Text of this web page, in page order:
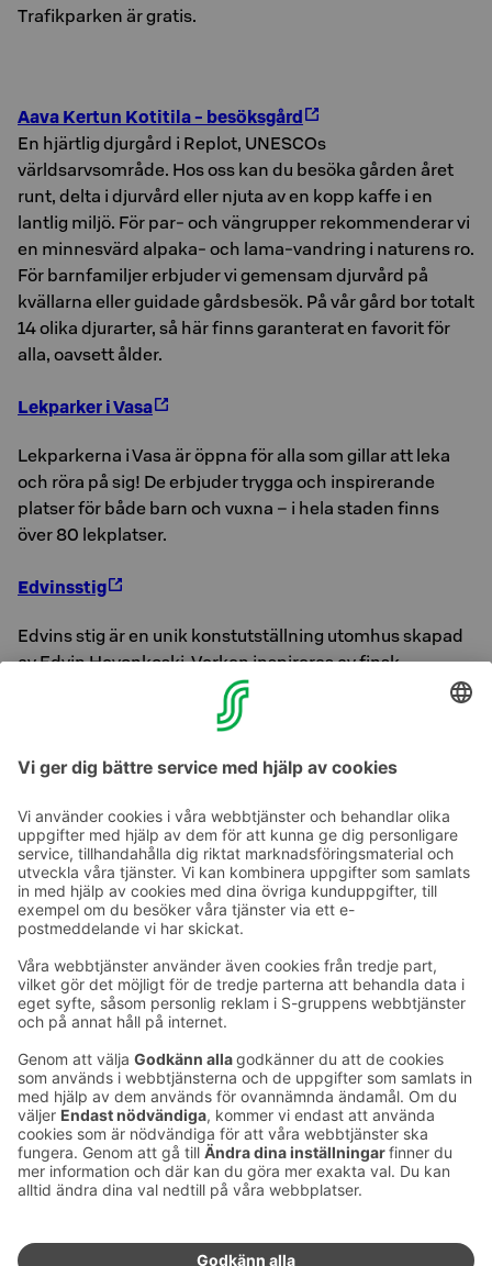
Trafikparken är gratis.
Aava Kertun Kotitila - besöksgård
En hjärtlig djurgård i Replot, UNESCOs
världsarvsområde. Hos oss kan du besöka gården året
runt, delta i djurvård eller njuta av en kopp kaffe i en
lantlig miljö. För par- och vängrupper rekommenderar vi
en minnesvärd alpaka- och lama-vandring i naturens ro.
För barnfamiljer erbjuder vi gemensam djurvård på
kvällarna eller guidade gårdsbesök. På vår gård bor totalt
14 olika djurarter, så här finns garanterat en favorit för
alla, oavsett ålder.
Lekparker i Vasa
Lekparkerna i Vasa är öppna för alla som gillar att leka
och röra på sig! De erbjuder trygga och inspirerande
platser för både barn och vuxna – i hela staden finns
över 80 lekplatser.
Edvinsstig
Edvins stig är en unik konstutställning utomhus skapad
av Edvin Hevonkoski. Verken inspireras av finsk
litteratur, historia, samhälle och natur.
Här finns över 100 konstverk samt en bunkerby byggd
över fredens betydelse.
Ta kontakt
Kontaktuppgifter till hotellen
Feedback
Ge feedback
Sokos Hotels nyhetsbrev
nyhetsbrev
Du får Sokos Hotellens senaste
förmåner och nyheter till din e-
post varje månad.
Utmärkelser och certifikat
Sokos Hotels i sociala medier
Sokos
Hotels på
Sokos
Hotels på
Sokos
Hotels
på
Sokos
Hotels i
Linkedin